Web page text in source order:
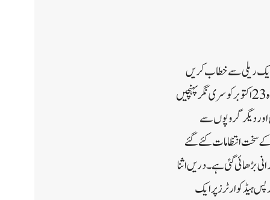
جموں و کشمیر کے دوران 24 اکتوبر کو جموں میں ایک ریلی سے خطاب کریں
گے ذرائع نے یو این آئی کو یہ اطلاع دیتے ہوئے کہا کہ ریلی کا مقام بھگوتی نگر مقرر کیا گیا ہے انہوں نے بتایا: ‘مسٹر شاہ 23 اکتوبر کو سری نگر پہنچیں
دیگر گروپوں سے
سخت انتظامات کئے گئے
بڑھائی گئی ہے۔دریں اثنا
ہیڈکوارٹرز پر ایک